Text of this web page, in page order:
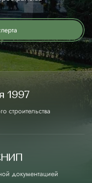
дорожки
освещения
1997
строительства
документацией